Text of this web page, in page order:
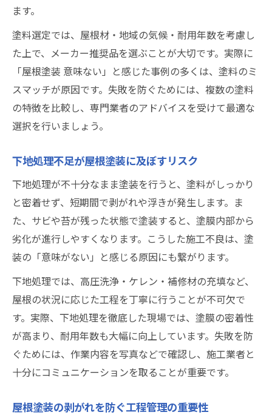
ます。
塗料選定では、屋根材・地域の気候・耐用年数を考慮し
た上で、メーカー推奨品を選ぶことが大切です。実際に
「屋根塗装 意味ない」と感じた事例の多くは、塗料のミ
スマッチが原因です。失敗を防ぐためには、複数の塗料
の特徴を比較し、専門業者のアドバイスを受けて最適な
選択を行いましょう。
下地処理不足が屋根塗装に及ぼすリスク
下地処理が不十分なまま塗装を行うと、塗料がしっかり
と密着せず、短期間で剥がれや浮きが発生します。ま
た、サビや苔が残った状態で塗装すると、塗膜内部から
劣化が進行しやすくなります。こうした施工不良は、塗
装の「意味がない」と感じる原因にも繋がります。
下地処理では、高圧洗浄・ケレン・補修材の充填など、
屋根の状況に応じた工程を丁寧に行うことが不可欠で
す。実際、下地処理を徹底した現場では、塗膜の密着性
が高まり、耐用年数も大幅に向上しています。失敗を防
ぐためには、作業内容を写真などで確認し、施工業者と
十分にコミュニケーションを取ることが重要です。
屋根塗装の剥がれを防ぐ工程管理の重要性